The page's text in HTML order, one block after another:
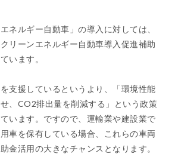
ネルギー自動車」の導入に対しては、
リーンエネルギー自動車導入促進補助
います。
支援しているというより、「環境性能
、CO2排出量を削減する」という政策
います。ですので、運輸業や建設業で
車を保有している場合、これらの車両
金活用の大きなチャンスとなります。